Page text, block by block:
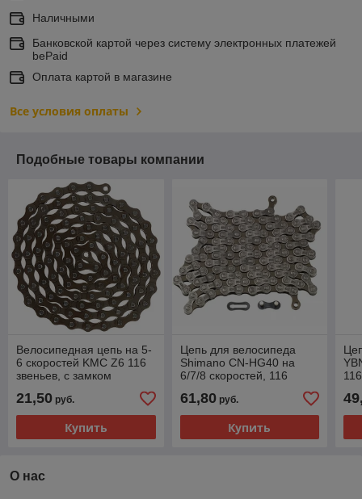
Наличными
Банковской картой через систему электронных платежей
bePaid
Оплата картой в магазине
Все условия оплаты
Подобные товары компании
Велосипедная цепь на 5-
6 скоростей KMC Z6 116
звеньев, с замком
21,50 руб.
Купить
Цепь для велосипеда
Shimano CN-HG40 на
6/7/8 скоростей, 116
61,80руб.
Купить
О нас